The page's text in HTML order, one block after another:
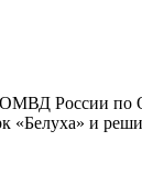
России по
«Белуха» и